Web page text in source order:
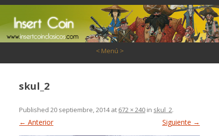
< Menú >
skul_2
Published20 septiembre, 2014at 672 × 240 in skul_2.
← Anterior Siguiente →